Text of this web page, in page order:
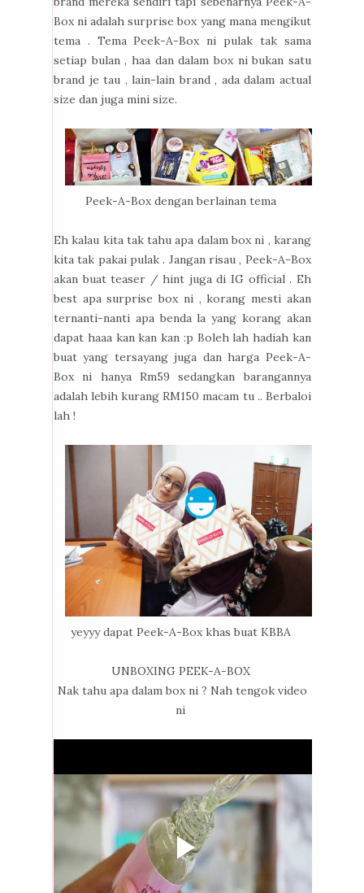
Box ni adalah surprise box yang mana mengikut
tema . Tema Peek-A-Box ni pulak tak sama
setiap bulan , haa dan dalam box ni bukan satu
brand je tau , lain-lain brand , ada dalam actual
size dan juga mini size.
Peek-A-Box dengan berlainan tema
Eh kalau kita tak tahu apa dalam box ni , karang
kita tak pakai pulak . Jangan risau , Peek-A-Box
akan buat teaser / hint juga di IG official . Eh
best apa surprise box ni , korang mesti akan
ternanti-nanti apa benda la yang korang akan
dapat haaa kan kan kan :p Boleh lah hadiah kan
buat yang tersayang juga dan harga Peek-A-
Box ni hanya Rm59 sedangkan barangannya
adalah lebih kurang RM150 macam tu .. Berbaloi
lah !
yeyyy dapat Peek-A-Box khas buat KBBA
UNBOXING PEEK-A-BOX
Nak tahu apa dalam box ni ? Nah tengok video
ni